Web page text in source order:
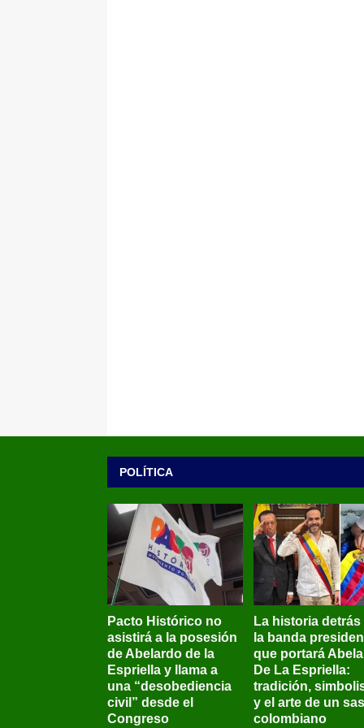
POLÍTICA
Pacto Histórico no
asistirá a la posesión
de Abelardo de la
Espriella y llama a
una “desobediencia
civil” desde el
Congreso
La historia detrás
la banda
que portará
De La Espriella:
tradición,
y el arte de un
colombiano